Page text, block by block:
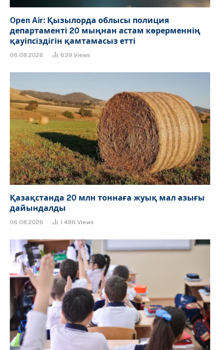
Open Air: Қызылорда облысы полиция
департаменті 20 мыңнан астам көрерменнің
қауіпсіздігін қамтамасыз етті
06.08.2026 639 Views
Қазақстанда 20 млн тоннаға жуық мал азығы
дайындалды
06.08.2026 1 486 Views